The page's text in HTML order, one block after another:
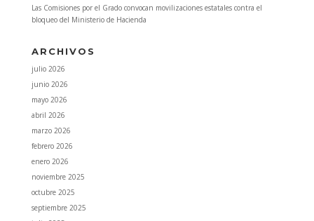
Las Comisiones por el Grado convocan movilizaciones estatales contra el
bloqueo del Ministerio de Hacienda
ARCHIVOS
julio 2026
junio 2026
mayo 2026
abril 2026
marzo 2026
febrero 2026
enero 2026
noviembre 2025
octubre 2025
septiembre 2025